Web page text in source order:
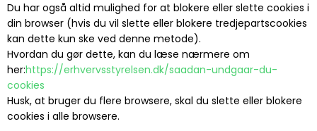
Du har også altid mulighed for at blokere eller slette cookies i
din browser (hvis du vil slette eller blokere tredjepartscookies
kan dette kun ske ved denne metode).
Hvordan du gør dette, kan du læse nærmere om
her:https://erhvervsstyrelsen.dk/saadan-undgaar-du-
cookies
Husk, at bruger du flere browsere, skal du slette eller blokere
cookies i alle browsere.